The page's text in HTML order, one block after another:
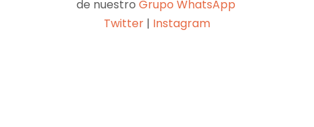
de nuestro Grupo WhatsApp
Twitter | Instagram